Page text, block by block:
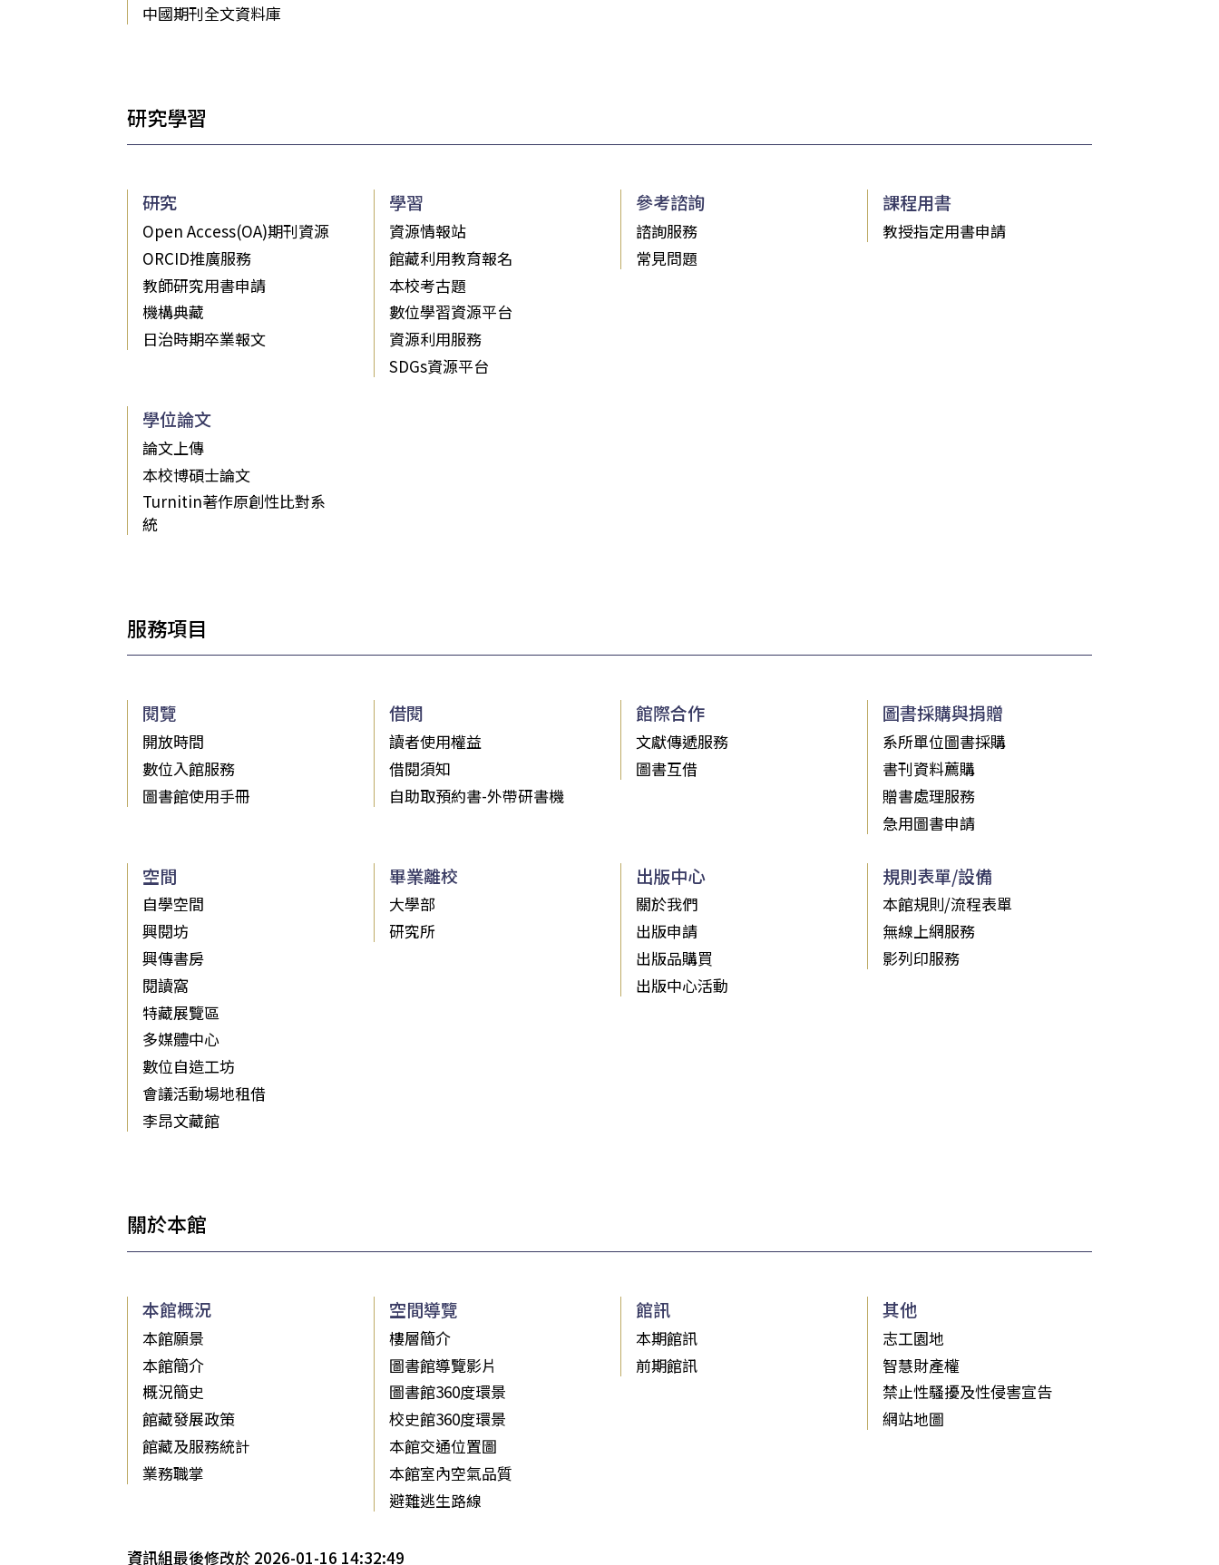
中國期刊全文資料庫
研究學習
研究
Open Access(OA)期刊資源
ORCID推廣服務
教師研究用書申請
機構典藏
日治時期卒業報文
學習
資源情報站
館藏利用教育報名
本校考古題
數位學習資源平台
資源利用服務
SDGs資源平台
參考諮詢
諮詢服務
常見問題
課程用書
教授指定用書申請
學位論文
論文上傳
本校博碩士論文
Turnitin著作原創性比對系
統
服務項目
閱覽
開放時間
數位入館服務
圖書館使用手冊
借閱
讀者使用權益
借閱須知
自助取預約書-外帶研書機
館際合作
文獻傳遞服務
圖書互借
圖書採購與捐贈
系所單位圖書採購
書刊資料薦購
贈書處理服務
急用圖書申請
空間
自學空間
興閱坊
興傳書房
閱讀窩
特藏展覽區
多媒體中心
數位自造工坊
會議活動場地租借
李昂文藏館
畢業離校
大學部
研究所
出版中心
關於我們
出版申請
出版品購買
出版中心活動
規則表單/設備
本館規則/流程表單
無線上網服務
影列印服務
關於本館
本館概況
本館願景
本館簡介
概況簡史
館藏發展政策
館藏及服務統計
業務職掌
空間導覽
樓層簡介
圖書館導覽影片
圖書館360度環景
校史館360度環景
本館交通位置圖
本館室內空氣品質
避難逃生路線
館訊
本期館訊
前期館訊
其他
志工園地
智慧財產權
禁止性騷擾及性侵害宣告
網站地圖
資訊組最後修改於 2026-01-16 14:32:49